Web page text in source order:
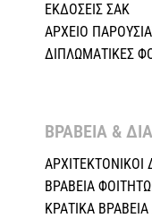
ΕΚΔΟΣΕΙΣ ΣΑΚ
ΑΡΧΕΙΟ
ΔΙΠΛΩΜΑΤΙΚΕΣ
ΒΡΑΒΕΙΑ &
ΑΡΧΙΤΕΚΤΟΝΙΚΟΙ
ΒΡΑΒΕΙΑ
ΚΡΑΤΙΚΑ